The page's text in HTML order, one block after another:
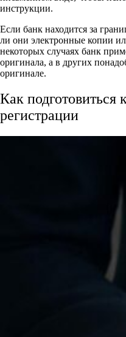
инструкции.
Если банк находится за
ли они электронные копии
некоторых случаях банк
оригинала, а в других
оригинале.
Как
регистрации